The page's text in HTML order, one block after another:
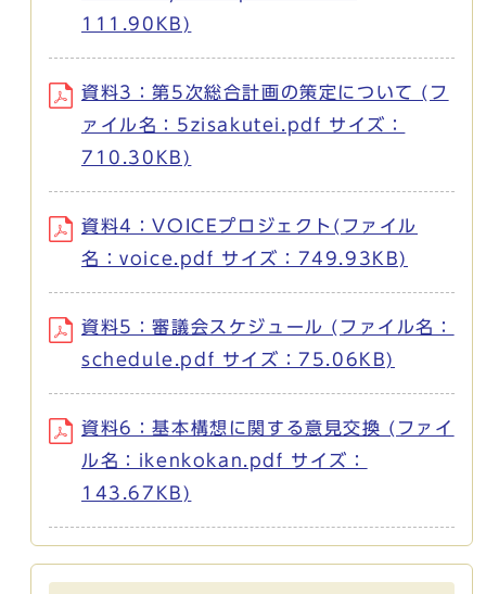
111.90KB)
資料3：第5次総合計画の策定について (フ
ァイル名：5zisakutei.pdf サイズ：
710.30KB)
資料4：VOICEプロジェクト(ファイル
名：voice.pdf サイズ：749.93KB)
資料5：審議会スケジュール (ファイル名：
schedule.pdf サイズ：75.06KB)
資料6：基本構想に関する意見交換 (ファイ
ル名：ikenkokan.pdf サイズ：
143.67KB)